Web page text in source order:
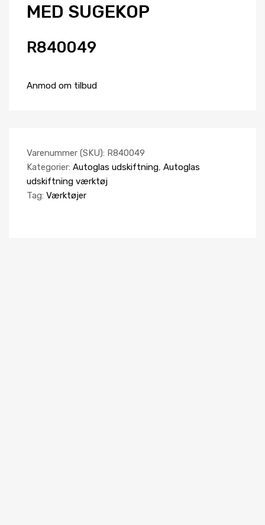
MED SUGEKOP
R840049
Anmod om tilbud
Varenummer (SKU): R840049
Kategorier: Autoglas udskiftning, Autoglas
udskiftning værktøj
Tag: Værktøjer